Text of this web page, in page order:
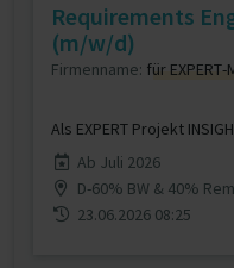
Requirements
(m/w/d)
Firmenname: für
Als EXPERT Projekt
Ab Juli 2026
D-60% BW & 40%
23.06.2026 08:25